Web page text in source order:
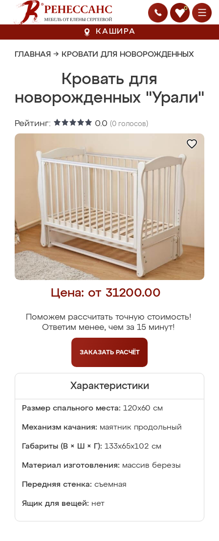
0
КАШИРА
ГЛАВНАЯ → КРОВАТИ ДЛЯ НОВОРОЖДЕННЫХ
Кровать для
новорожденных "Урали"
Рейтинг: 0.0 (0 голосов)
Цена: от 31200.00
Поможем рассчитать точную стоимость!
Ответим менее, чем за 15 минут!
ЗАКАЗАТЬ РАСЧЁТ
Характеристики
Размер спального места: 120х60 см
Механизм качания: маятник продольный
Габариты (В × Ш × Г): 133х65х102 см
Материал изготовления: массив березы
Передняя стенка: съемная
Ящик для вещей: нет